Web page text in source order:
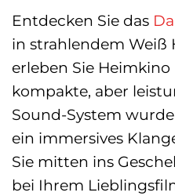
Entdecken Sie das
in strahlendem Weiß
erleben Sie Heimkino
kompakte, aber
Sound-System
ein immersives
Sie mitten ins
bei Ihrem